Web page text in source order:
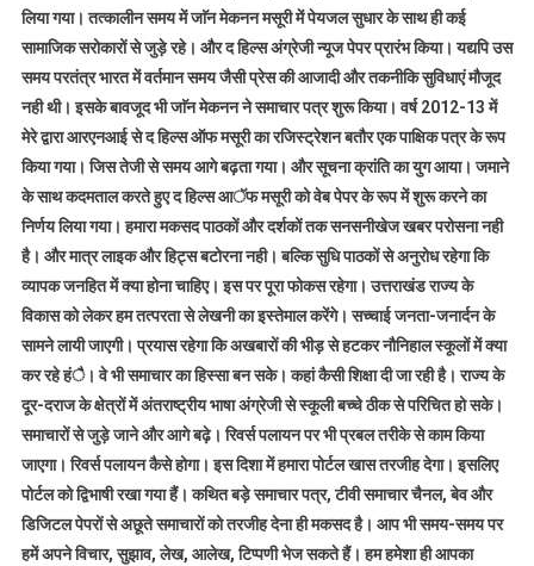
लिया गया। तत्कालीन समय में जाॅन मेकनन मसूरी में पेयजल सुधार के साथ ही कई
सामाजिक सरोकारों से जुड़े रहे। और द हिल्स अंग्रेजी न्यूज पेपर प्रारंभ किया। यद्यपि उस
समय परतंत्र भारत में वर्तमान समय जैसी प्रेस की आजादी और तकनीकि सुविधाएं मौजूद
नही थी। इसके बावजूद भी जाॅन मेकनन ने समाचार पत्र शुरू किया। वर्ष 2012-13 में
मेरे द्वारा आरएनआई से द हिल्स ऑफ मसूरी का रजिस्ट्रेशन बतौर एक पाक्षिक पत्र के रूप
किया गया। जिस तेजी से समय आगे बढ़ता गया। और सूचना क्रांति का युग आया। जमाने
के साथ कदमताल करते हुए द हिल्स आॅफ मसूरी को वेब पेपर के रूप में शुरू करने का
निर्णय लिया गया। हमारा मकसद पाठकों और दर्शकों तक सनसनीखेज खबर परोसना नही
है। और मात्र लाइक और हिट्स बटोरना नही। बल्कि सुधि पाठकों से अनुरोध रहेगा कि
व्यापक जनहित में क्या होना चाहिए। इस पर पूरा फोकस रहेगा। उत्तराखंड राज्य के
विकास को लेकर हम तत्परता से लेखनी का इस्तेमाल करेंगे। सच्चाई जनता-जनार्दन के
सामने लायी जाएगी। प्रयास रहेगा कि अखबारों की भीड़ से हटकर नौनिहाल स्कूलों में क्या
कर रहे हंै। वे भी समाचार का हिस्सा बन सके। कहां कैसी शिक्षा दी जा रही है। राज्य के
दूर-दराज के क्षेत्रों में अंतराष्ट्रीय भाषा अंग्रेजी से स्कूली बच्चे ठीक से परिचित हो सके।
समाचारों से जुड़े जाने और आगे बढ़े। रिवर्स पलायन पर भी प्रबल तरीके से काम किया
जाएगा। रिवर्स पलायन कैसे होगा। इस दिशा में हमारा पोर्टल खास तरजीह देगा। इसलिए
पोर्टल को द्विभाषी रखा गया हैं। कथित बड़े समाचार पत्र, टीवी समाचार चैनल, बेव और
डिजिटल पेपरों से अछूते समाचारों को तरजीह देना ही मकसद है। आप भी समय-समय पर
हमें अपने विचार, सुझाव, लेख, आलेख, टिप्पणी भेज सकते हैं। हम हमेशा ही आपका